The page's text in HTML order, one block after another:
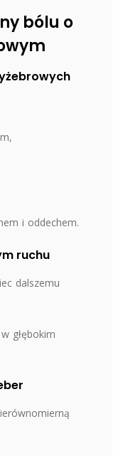
bólu o
i oddechem.
ruchu
dalszemu
głębokim